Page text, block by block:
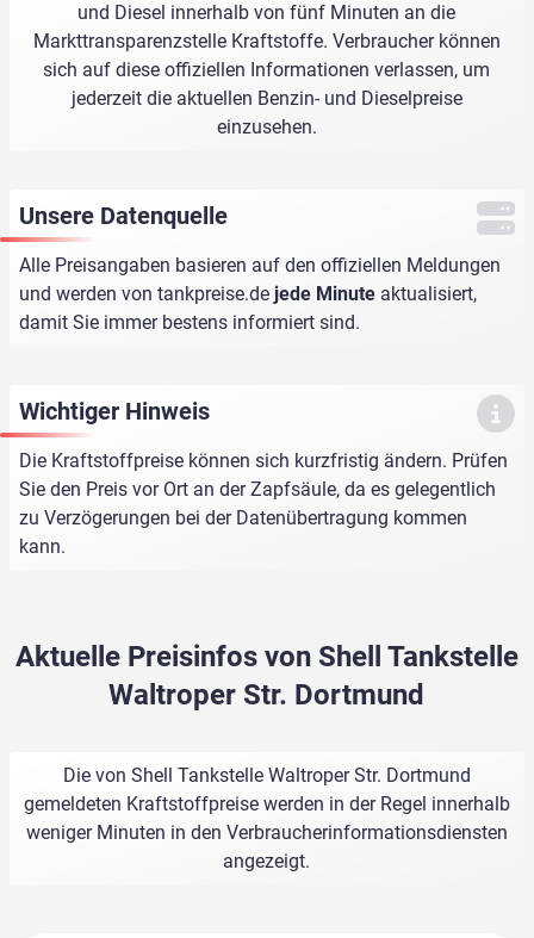
und Diesel innerhalb von fünf Minuten an die
Markttransparenzstelle Kraftstoffe. Verbraucher können
sich auf diese offiziellen Informationen verlassen, um
jederzeit die aktuellen Benzin- und Dieselpreise
einzusehen.
Unsere Datenquelle
Alle Preisangaben basieren auf den offiziellen Meldungen
und werden von tankpreise.de jede Minute aktualisiert,
damit Sie immer bestens informiert sind.
Wichtiger Hinweis
Die Kraftstoffpreise können sich kurzfristig ändern. Prüfen
Sie den Preis vor Ort an der Zapfsäule, da es gelegentlich
zu Verzögerungen bei der Datenübertragung kommen
kann.
Aktuelle Preisinfos von Shell Tankstelle
Waltroper Str. Dortmund
Die von Shell Tankstelle Waltroper Str. Dortmund
gemeldeten Kraftstoffpreise werden in der Regel innerhalb
weniger Minuten in den Verbraucherinformationsdiensten
angezeigt.